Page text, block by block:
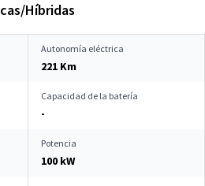
Híbridas
Autonomía eléctrica
221 Km
Capacidad de la batería
-
Potencia
100 kW